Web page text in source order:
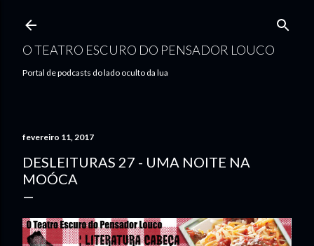
O TEATRO ESCURO DO PENSADOR LOUCO
Portal de podcasts do lado oculto da lua
fevereiro 11, 2017
DESLEITURAS 27 - UMA NOITE NA
MOÓCA